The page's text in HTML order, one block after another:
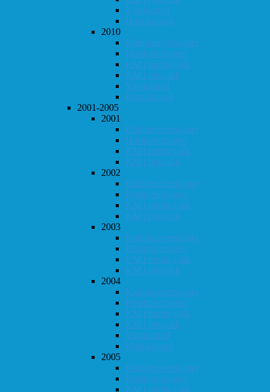
Vår-konrad
Høst-konrad
2010
Klubbmesterskapet
Høstturneringen
KM i hurtigsjakk
KM i lynsjakk
Vår-konrad
Høst-konrad
2001-2005
2001
Klubbmesterskapet
Høstturneringen
KM i hurtigsjakk
KM i lynsjakk
2002
Klubbmesterskapet
Høstturneringen
KM i hurtigsjakk
KM i lynsjakk
2003
Klubbmesterskapet
Høstturneringen
KM i hurtigsjakk
KM i lynsjakk
2004
Klubbmesterskapet
Høstturneringen
KM i hurtigsjakk
KM i lynsjakk
Vår-konrad
Høst-konrad
2005
Klubbmesterskapet
Høstturneringen
KM i hurtigsjakk